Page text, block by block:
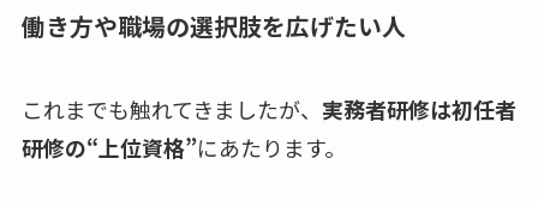
働き方や職場の選択肢を広げたい人
これまでも触れてきましたが、 実務者研修は初任者
研修の“上位資格”にあたります。